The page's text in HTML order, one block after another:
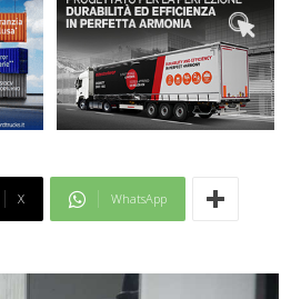
X WhatsApp